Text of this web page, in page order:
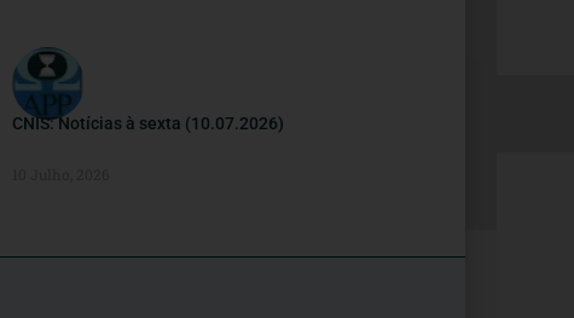
CNIS: Notícias à sexta (10.07.2026)